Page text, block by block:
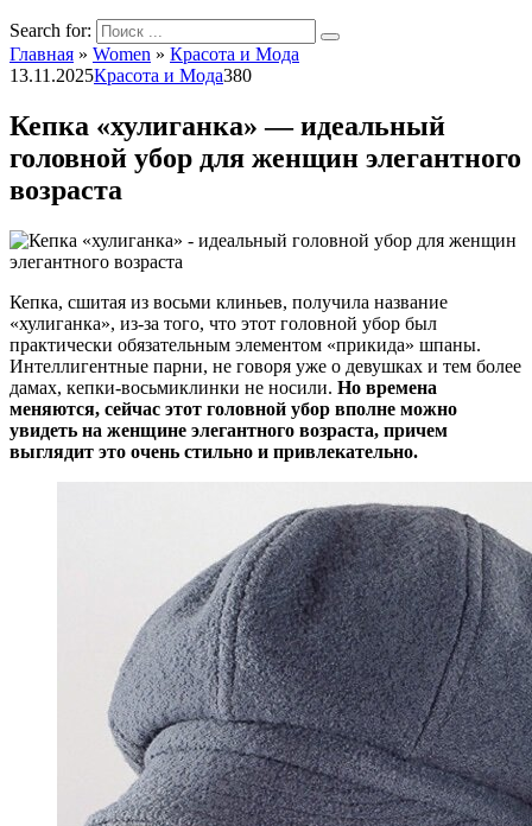
Search for:
Главная » Women » Красота и Мода
13.11.2025Красота и Мода380
Кепка «хулиганка» — идеальный
головной убор для женщин элегантного
возраста
Кепка, сшитая из восьми клиньев, получила название
«хулиганка», из-за того, что этот головной убор был
практически обязательным элементом «прикида» шпаны.
Интеллигентные парни, не говоря уже о девушках и тем более
дамах, кепки-восьмиклинки не носили. Но времена
меняются, сейчас этот головной убор вполне можно
увидеть на женщине элегантного возраста, причем
выглядит это очень стильно и привлекательно.